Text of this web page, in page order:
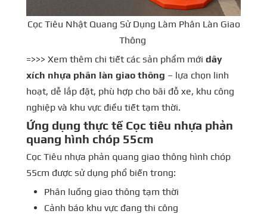
Cọc Tiêu Nhật Quang Sử Dụng Làm Phân Làn Giao
Thông
=>>> Xem thêm chi tiết các sản phẩm mới dây
xích nhựa phân làn giao thông – lựa chọn linh
hoạt, dễ lắp đặt, phù hợp cho bãi đỗ xe, khu công
nghiệp và khu vực điều tiết tạm thời.
Ứng dụng thực tế Cọc tiêu nhựa phản
quang hình chóp 55cm
Cọc Tiêu nhựa phản quang giao thông hình chóp
55cm được sử dụng phổ biến trong:
Phân luồng giao thông tạm thời
Cảnh báo khu vực đang thi công